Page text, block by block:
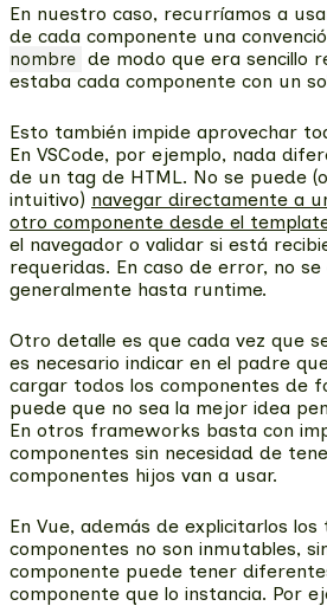
En nuestro caso, recurríamos a
de cada componente una
nombre de modo que era sencillo
estaba cada componente con un
Esto también impide aprovechar
En VSCode, por ejemplo, nada
de un tag de HTML. No se puede
intuitivo) navegar directamente a
otro componente desde el
el navegador o validar si está
requeridas. En caso de error, no
generalmente hasta runtime.
Otro detalle es que cada vez que
es necesario indicar en el padre
cargar todos los componentes de
puede que no sea la mejor idea
En otros frameworks basta con
componentes sin necesidad de
componentes hijos van a usar.
En Vue, además de explicitarlos los
componentes no son inmutables,
componente puede tener
componente que lo instancia. Por